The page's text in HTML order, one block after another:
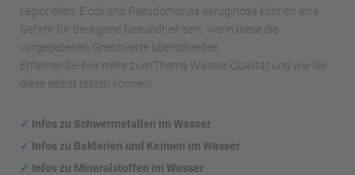
Legionellen, E.coli und Pseudomonas aeruginosa können eine
Gefahr für die eigene Gesundheit sein, wenn diese die
vorgegebenen Grenzwerte überschreiten.
Erfahren Sie hier mehr zum Thema Wasser-Qualität und wie Sie
diese selbst testen können!
✓ Infos zu Schwermetallen im Wasser
✓ Infos zu Bakterien und Keimen im Wasser
✓ Infos zu Mineralstoffen im Wasser